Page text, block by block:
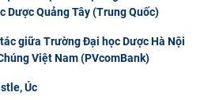
Dược Quảng Tây (Trung Quốc)
giữa Trường Đại học Dược Hà Nội
Việt Nam (PVcomBank)
Úc